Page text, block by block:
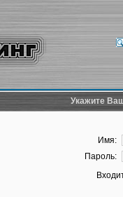
Укажите
Имя:
Пароль: